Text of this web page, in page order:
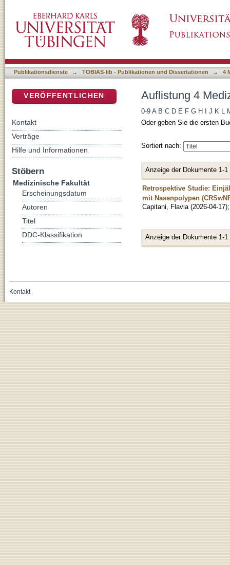
Publikationsdienste → TOBIAS-lib - Publikationen und Dissertationen → 4
Auflistung 4
0-9 A B C D E F G H J K L
Oder geben Sie die ersten
Sortiert nach:
Anzeige der Dokumente 1-1
Retrospektive Studie:
mit Nasenpolypen
Capitani, Flavia (2026-04-17)
Anzeige der Dokumente 1-1
VERÖFFENTLICHEN
Kontakt
Verträge
Hilfe und Informationen
Stöbern
Medizinische Fakultät
Erscheinungsdatum
Autoren
Titel
DDC-Klassifikation
Kontakt